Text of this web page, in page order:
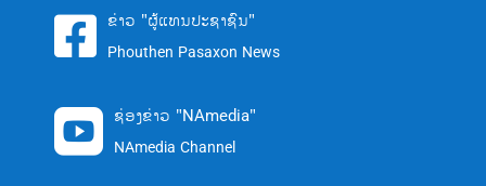
 ຂ່າວ "ຜູ້ແທນປະຊາຊົນ"
Phouthen Pasaxon News
 ຊ່ອງຂ່າວ "NAmedia"
NAmedia Channel